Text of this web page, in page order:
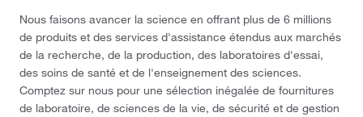
Nous faisons avancer la science en offrant plus de 6 millions
de produits et des services d'assistance étendus aux marchés
de la recherche, de la production, des laboratoires d'essai,
des soins de santé et de l'enseignement des sciences.
Comptez sur nous pour une sélection inégalée de fournitures
de laboratoire, de sciences de la vie, de sécurité et de gestion